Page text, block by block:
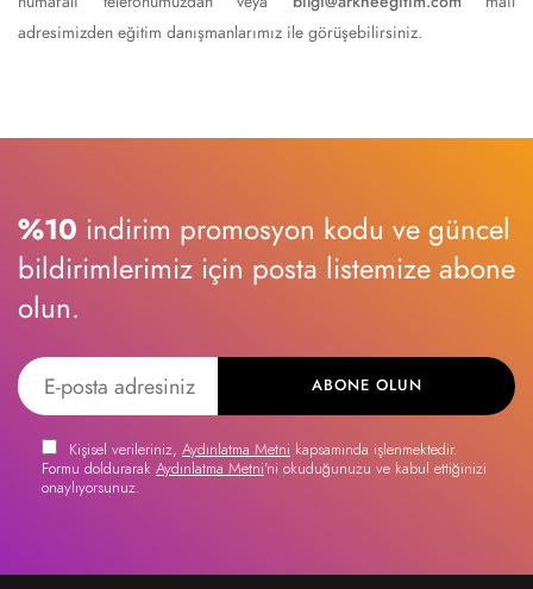
adresimizden eğitim danışmanlarımız ile görüşebilirsiniz.
%10 indirim promosyon kodu ve güncel
bildirimlerimiz için posta listemize abone
olun.
ABONE OLUN
Kişisel verileriniz, Aydınlatma Metni kapsamında işlenmektedir.
Formu doldurarak Aydınlatma Metni'ni okuduğunuzu ve kabul ettiğinizi
onaylıyorsunuz.